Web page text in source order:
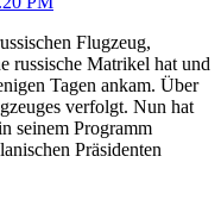
Flugzeug,
russische Matrikel hat und
Tagen ankam. Über
verfolgt. Nun hat
seinem Programm
Präsidenten